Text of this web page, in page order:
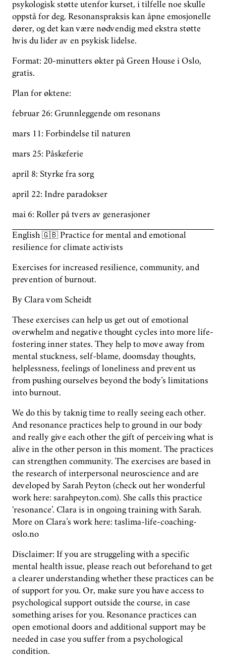
psykologisk støtte utenfor kurset, i tilfelle noe skulle
oppstå for deg. Resonanspraksis kan åpne emosjonelle
dører, og det kan være nødvendig med ekstra støtte
hvis du lider av en psykisk lidelse.
Format: 20-minutters økter på Green House i Oslo,
gratis.
Plan for øktene:
februar 26: Grunnleggende om resonans
mars 11: Forbindelse til naturen
mars 25: Påskeferie
april 8: Styrke fra sorg
april 22: Indre paradokser
mai 6: Roller på tvers av generasjoner
English 🇬🇧 Practice for mental and emotional
resilience for climate activists
Exercises for increased resilience, community, and
prevention of burnout.
By Clara vom Scheidt
These exercises can help us get out of emotional
overwhelm and negative thought cycles into more life-
fostering inner states. They help to move away from
mental stuckness, self-blame, doomsday thoughts,
helplessness, feelings of loneliness and prevent us
from pushing ourselves beyond the body’s limitations
into burnout.
We do this by taknig time to really seeing each other.
And resonance practices help to ground in our body
and really give each other the gift of perceiving what is
alive in the other person in this moment. The practices
can strengthen community. The exercises are based in
the research of interpersonal neuroscience and are
developed by Sarah Peyton (check out her wonderful
work here: sarahpeyton.com). She calls this practice
‘resonance’. Clara is in ongoing training with Sarah.
More on Clara’s work here: taslima-life-coaching-
oslo.no
Disclaimer: If you are struggeling with a specific
mental health issue, please reach out beforehand to get
a clearer understanding whether these practices can be
of support for you. Or, make sure you have access to
psychological support outside the course, in case
something arises for you. Resonance practices can
open emotional doors and additional support may be
needed in case you suffer from a psychological
condition.